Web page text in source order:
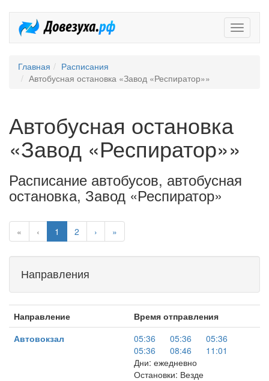
Главная
Расписания
Автобусная остановка «Завод «Респиратор»»
Автобусная остановка
«Завод «Респиратор»»
Расписание автобусов, автобусная
остановка, Завод «Респиратор»
« ‹ 1 2 › »
Направления
Направление
Время отправления
Автовокзал
05:36 05:36
05:36
05:36
08:46
11:01
Дни: ежедневно
Остановки: Везде